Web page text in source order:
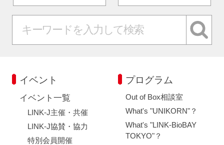
イベント
イベント一覧
LINK-J主催・共催
LINK-J協賛・協力
特別会員開催
プログラム
Out of Box相談室
What's "UNIKORN"？
What's "LINK-BioBAY
TOKYO"？